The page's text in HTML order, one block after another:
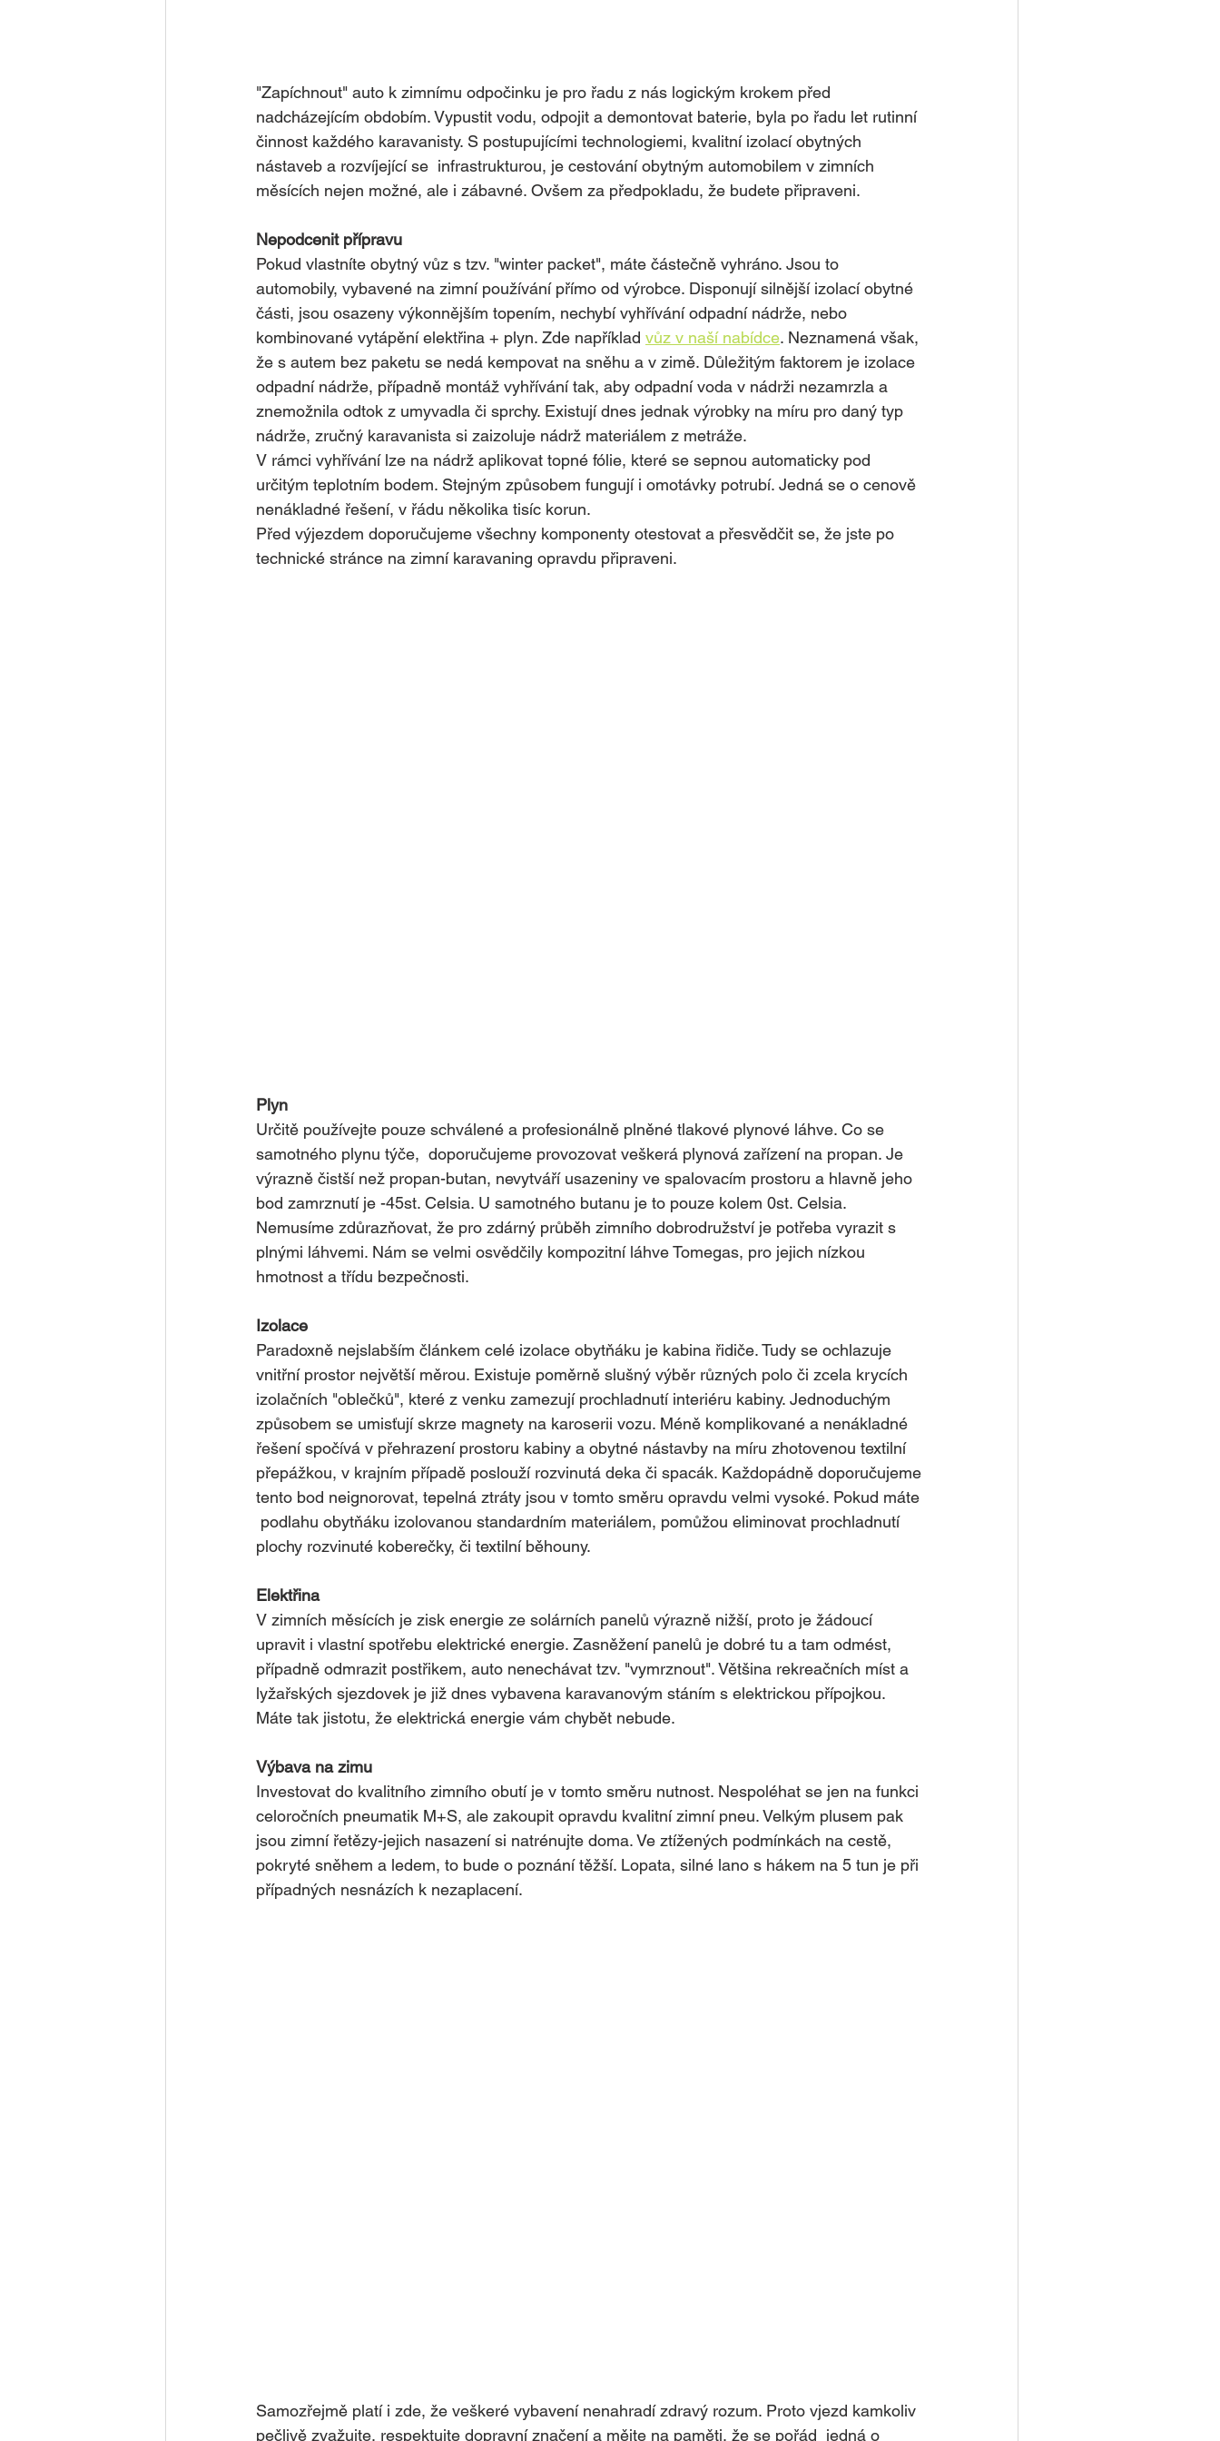
"Zapíchnout" auto k zimnímu odpočinku je pro řadu z nás logickým krokem před
nadcházejícím obdobím. Vypustit vodu, odpojit a demontovat baterie, byla po řadu let rutinní
činnost každého karavanisty. S postupujícími technologiemi, kvalitní izolací obytných
nástaveb a rozvíjející se  infrastrukturou, je cestování obytným automobilem v zimních
měsících nejen možné, ale i zábavné. Ovšem za předpokladu, že budete připraveni.
Nepodcenit přípravu
Pokud vlastníte obytný vůz s tzv. "winter packet", máte částečně vyhráno. Jsou to
automobily, vybavené na zimní používání přímo od výrobce. Disponují silnější izolací obytné
části, jsou osazeny výkonnějším topením, nechybí vyhřívání odpadní nádrže, nebo
kombinované vytápění elektřina + plyn. Zde například vůz v naší nabídce. Neznamená však,
že s autem bez paketu se nedá kempovat na sněhu a v zimě. Důležitým faktorem je izolace
odpadní nádrže, případně montáž vyhřívání tak, aby odpadní voda v nádrži nezamrzla a
znemožnila odtok z umyvadla či sprchy. Existují dnes jednak výrobky na míru pro daný typ
nádrže, zručný karavanista si zaizoluje nádrž materiálem z metráže.
V rámci vyhřívání lze na nádrž aplikovat topné fólie, které se sepnou automaticky pod
určitým teplotním bodem. Stejným způsobem fungují i omotávky potrubí. Jedná se o cenově
nenákladné řešení, v řádu několika tisíc korun.
Před výjezdem doporučujeme všechny komponenty otestovat a přesvědčit se, že jste po
technické stránce na zimní karavaning opravdu připraveni.
Plyn
Určitě používejte pouze schválené a profesionálně plněné tlakové plynové láhve. Co se
samotného plynu týče,  doporučujeme provozovat veškerá plynová zařízení na propan. Je
výrazně čistší než propan-butan, nevytváří usazeniny ve spalovacím prostoru a hlavně jeho
bod zamrznutí je -45st. Celsia. U samotného butanu je to pouze kolem 0st. Celsia.
Nemusíme zdůrazňovat, že pro zdárný průběh zimního dobrodružství je potřeba vyrazit s
plnými láhvemi. Nám se velmi osvědčily kompozitní láhve Tomegas, pro jejich nízkou
hmotnost a třídu bezpečnosti.
Izolace
Paradoxně nejslabším článkem celé izolace obytňáku je kabina řidiče. Tudy se ochlazuje
vnitřní prostor největší měrou. Existuje poměrně slušný výběr různých polo či zcela krycích
izolačních "oblečků", které z venku zamezují prochladnutí interiéru kabiny. Jednoduchým
způsobem se umisťují skrze magnety na karoserii vozu. Méně komplikované a nenákladné
řešení spočívá v přehrazení prostoru kabiny a obytné nástavby na míru zhotovenou textilní
přepážkou, v krajním případě poslouží rozvinutá deka či spacák. Každopádně doporučujeme
tento bod neignorovat, tepelná ztráty jsou v tomto směru opravdu velmi vysoké. Pokud máte
podlahu obytňáku izolovanou standardním materiálem, pomůžou eliminovat prochladnutí
plochy rozvinuté koberečky, či textilní běhouny.
Elektřina
V zimních měsících je zisk energie ze solárních panelů výrazně nižší, proto je žádoucí
upravit i vlastní spotřebu elektrické energie. Zasněžení panelů je dobré tu a tam odmést,
případně odmrazit postřikem, auto nenechávat tzv. "vymrznout". Většina rekreačních míst a
lyžařských sjezdovek je již dnes vybavena karavanovým stáním s elektrickou přípojkou.
Máte tak jistotu, že elektrická energie vám chybět nebude.
Výbava na zimu
Investovat do kvalitního zimního obutí je v tomto směru nutnost. Nespoléhat se jen na funkci
celoročních pneumatik M+S, ale zakoupit opravdu kvalitní zimní pneu. Velkým plusem pak
jsou zimní řetězy-jejich nasazení si natrénujte doma. Ve ztížených podmínkách na cestě,
pokryté sněhem a ledem, to bude o poznání těžší. Lopata, silné lano s hákem na 5 tun je při
případných nesnázích k nezaplacení.
Samozřejmě platí i zde, že veškeré vybavení nenahradí zdravý rozum. Proto vjezd kamkoliv
pečlivě zvažujte, respektujte dopravní značení a mějte na paměti, že se pořád  jedná o